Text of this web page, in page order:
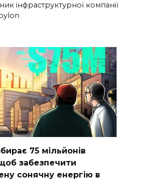
інфраструктурної компанії
75 мільйонів
забезпечити
сонячну енергію в